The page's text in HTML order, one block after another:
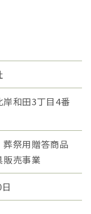
和田3丁目4番
祭用贈答商品
売事業